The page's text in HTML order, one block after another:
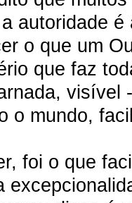
autoridade
o que um
que faz
visível
o mundo,
foi o que